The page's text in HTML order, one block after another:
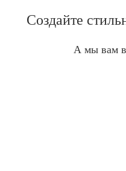
Создайте
А мы вам